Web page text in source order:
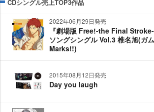
CDシングル売上TOP3作品
2022年06月29日発売
『劇場版 Free!-the Final
ソングシングル Vol.3 椎名旭(ガ
Marks!!)
2015年08月12日発売
Day you laugh